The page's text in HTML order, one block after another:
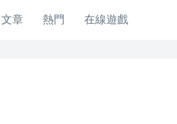
文章 熱門 在線遊戲